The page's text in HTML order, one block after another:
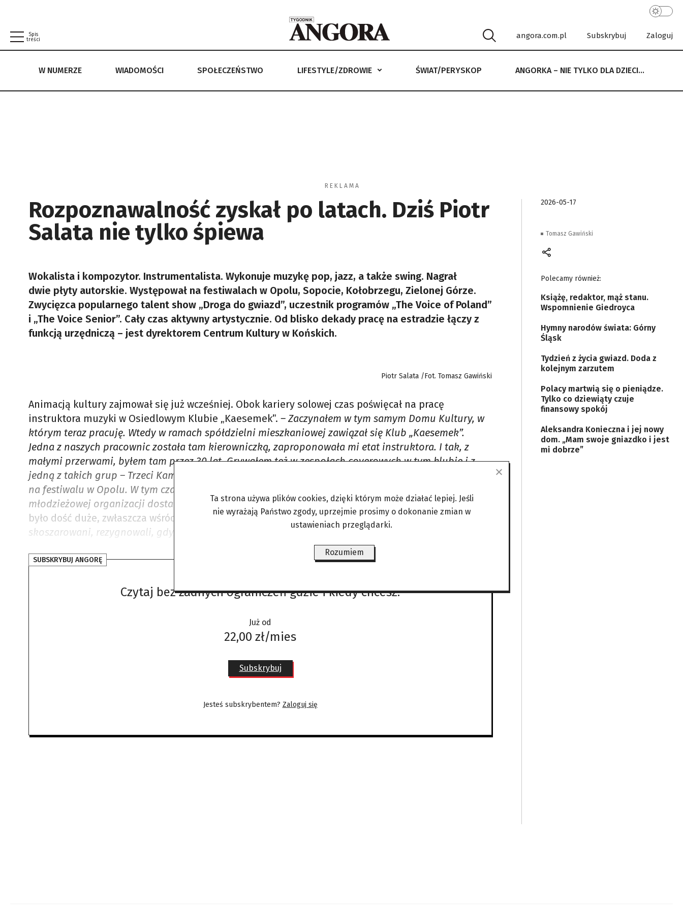
Spis
treści
angora.com.pl Subskrybuj Zaloguj
W NUMERZE WIADOMOŚCI SPOŁECZEŃSTWO LIFESTYLE/ZDROWIE ŚWIAT/PERYSKOP ANGORKA – NIE TYLKO DLA DZIECI…
W NUMERZE WIADOMOŚCI SPOŁECZEŃSTWO LIFESTYLE/ZDROWIE ŚWIAT/PERYSKOP ANGORKA – NIE TYLKO DLA DZIECI…
R E K L A M A
Rozpoznawalność zyskał po latach. Dziś Piotr
Salata nie tylko śpiewa
Wokalista i kompozytor. Instrumentalista. Wykonuje muzykę pop, jazz, a także swing. Nagrał
dwie płyty autorskie. Występował na festiwalach w Opolu, Sopocie, Kołobrzegu, Zielonej Górze.
Zwycięzca popularnego talent show „Droga do gwiazd”, uczestnik programów „The Voice of Poland”
i „The Voice Senior”. Cały czas aktywny artystycznie. Od blisko dekady pracę na estradzie łączy z
funkcją urzędniczą – jest dyrektorem Centrum Kultury w Końskich.
Piotr Salata /Fot. Tomasz Gawiński
Animacją kultury zajmował się już wcześniej. Obok kariery solowej czas poświęcał na pracę
instruktora muzyki w Osiedlowym Klubie „Kaesemek”. – Zaczynałem w tym samym Domu Kultury, w
którym teraz pracuję. Wtedy w ramach spółdzielni mieszkaniowej zawiązał się Klub „Kaesemek”.
Jedna z naszych pracownic została tam kierowniczką, zaproponowała mi etat instruktora. I tak, z
małymi przerwami, byłem tam przez 30 lat. Grywałem też w zespołach coverowych w tym klubie i z
jedną z takich grup – Trzeci Kamień od Słońca – zakwalifikowaliśmy się do koncertu Debiuty
na festiwalu w Opolu. W tym czasie trzech ludzi z naszej kapeli zostało wcielonych do wojska i dzięki
młodzieżowej organizacji dostaliśmy na czas festiwalu przepustki.Zainteresowanie jego zespołem
było dość duże, zwłaszcza wśród dyrektorów estrad. –Kiedy jednak dowiadywali się, że jesteśmy
skoszarowani, rezygnowali, gdyż była to perspektywa dwóch lat
SUBSKRYBUJ ANGORĘ
Czytaj bez żadnych ograniczeń gdzie i kiedy chcesz.
Już od
22,00 zł/mies
Subskrybuj
Jesteś subskrybentem? Zaloguj się
2026-05-17
Tomasz Gawiński
Polecamy również:
Książę, redaktor, mąż stanu.
Wspomnienie Giedroyca
Hymny narodów świata: Górny
Śląsk
Tydzień z życia gwiazd. Doda z
kolejnym zarzutem
Polacy martwią się o pieniądze.
Tylko co dziewiąty czuje
finansowy spokój
Aleksandra Konieczna i jej nowy
dom. „Mam swoje gniazdko i jest
mi dobrze”
Ta strona używa plików cookies, dzięki którym może działać lepiej. Jeśli
nie wyrażają Państwo zgody, uprzejmie prosimy o dokonanie zmian w
ustawieniach przeglądarki.
Rozumiem